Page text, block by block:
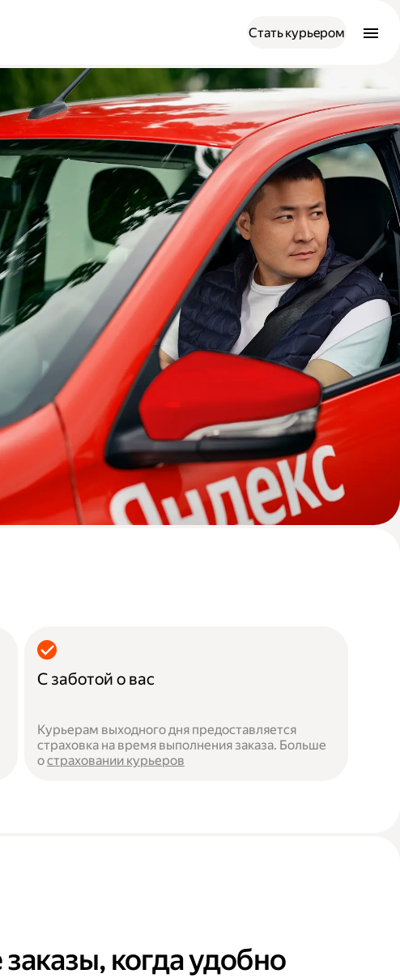
Стать курьером
С заботой о вас
Курьерам выходного дня предоставляется
страховка на время выполнения заказа. Больше
остраховании курьеров
когда удобно